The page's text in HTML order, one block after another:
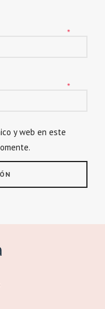
*
*
y web en este